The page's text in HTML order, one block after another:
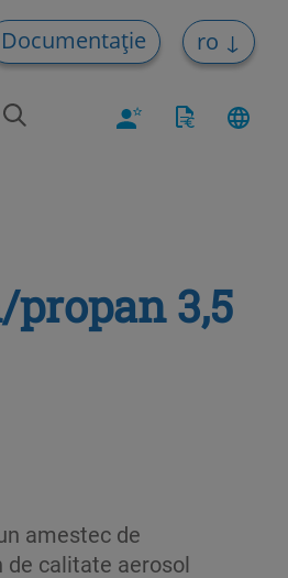
Documentație ro
3,5
amestec de
de calitate aerosol